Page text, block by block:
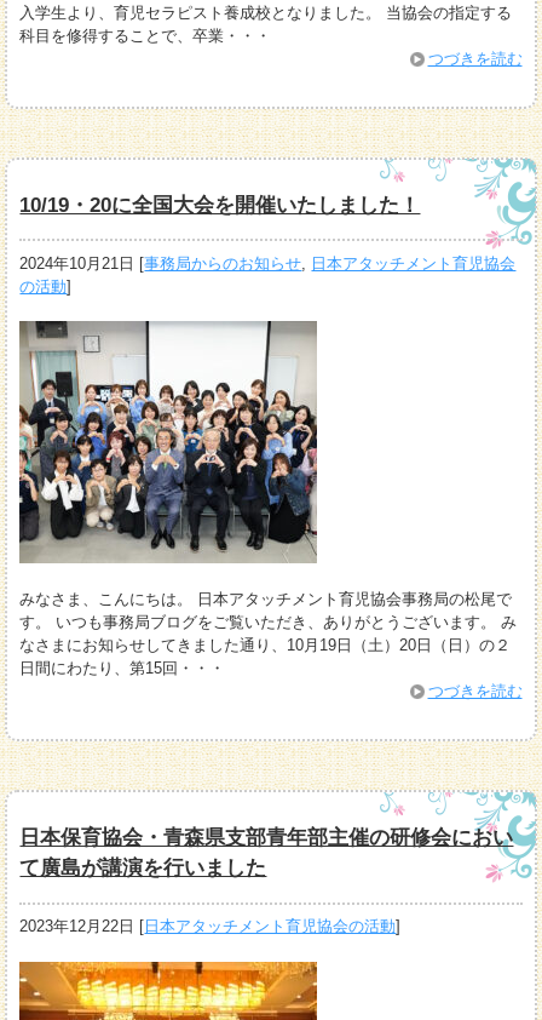
入学生より、育児セラピスト養成校となりました。 当協会の指定する
科目を修得することで、卒業・・・
つづきを読む
10/19・20に全国大会を開催いたしました！
2024年10月21日 [事務局からのお知らせ
日本アタッチメント育児協会
の活動]
みなさま、こんにちは。 日本アタッチメント育児協会事務局の松尾で
す。 いつも事務局ブログをご覧いただき、ありがとうございます。 み
なさまにお知らせしてきました通り、10月19日（土）20日（日）の２
日間にわたり、第15回・・・
つづきを読む
日本保育協会・青森県支部青年部主催の研修会におい
て廣島が講演を行いました
2023年12月22日 [ 日本アタッチメント育児協会の活動]